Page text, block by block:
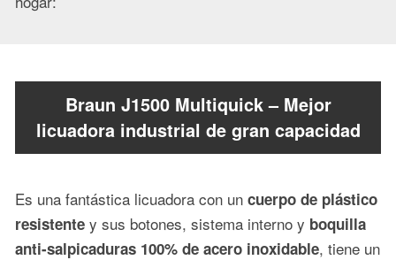
Braun J1500 Multiquick – Mejor
licuadora industrial de gran capacidad
Es una fantástica licuadora con un cuerpo de plástico
resistente y sus botones, sistema interno y boquilla
anti-salpicaduras 100% de acero inoxidable, tiene un